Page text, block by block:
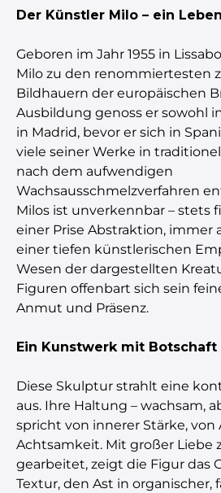
Der Künstler Milo – ein
Geboren im Jahr 1955 in
Milo zu den renommiertesten
Bildhauern der europäischen
Ausbildung genoss er sowohl
in Madrid, bevor er sich in
viele seiner Werke in
nach dem aufwendigen
Wachsausschmelzverfahren
Milos ist unverkennbar – stets
einer Prise Abstraktion, immer
einer tiefen künstlerischen
Wesen der dargestellten
Figuren offenbart sich sein
Anmut und Präsenz.
Ein Kunstwerk mit Botschaft
Diese Skulptur strahlt eine
aus. Ihre Haltung – wachsam,
spricht von innerer Stärke, von
Achtsamkeit. Mit großer Liebe
gearbeitet, zeigt die Figur das
Textur, den Ast in organischer,